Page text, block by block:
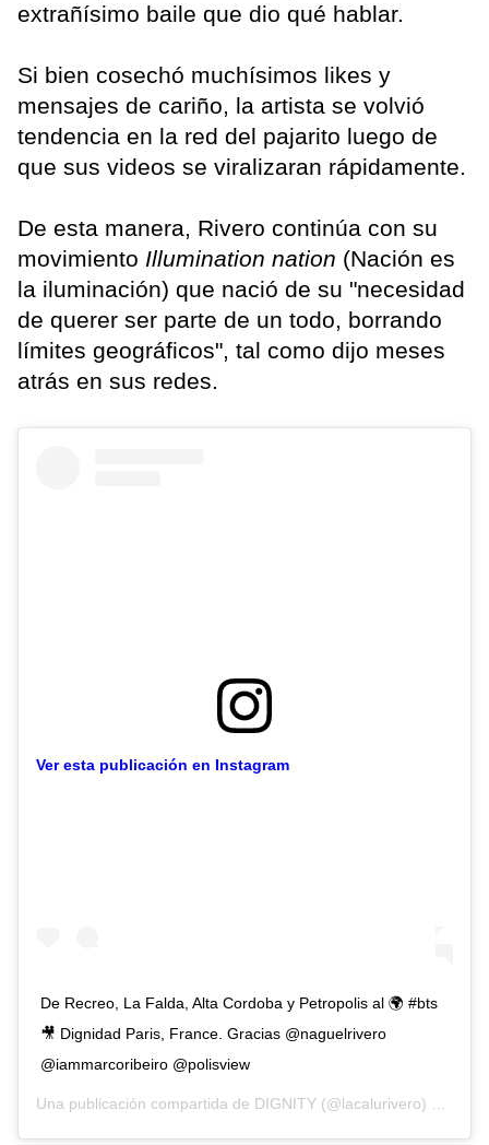
extrañísimo baile que dio qué hablar.
Si bien cosechó muchísimos likes y
mensajes de cariño, la artista se volvió
tendencia en la red del pajarito luego de
que sus videos se viralizaran rápidamente.
De esta manera, Rivero continúa con su
movimiento Illumination nation (Nación es
la iluminación) que nació de su "necesidad
de querer ser parte de un todo, borrando
límites geográficos", tal como dijo meses
atrás en sus redes.
Ver esta publicación en Instagram
De Recreo, La Falda, Alta Cordoba y Petropolis al 🌍 #bts
🎥 Dignidad Paris, France. Gracias @naguelrivero
@iammarcoribeiro @polisview
Una publicación compartida de DIGNITY (@lacalurivero) el